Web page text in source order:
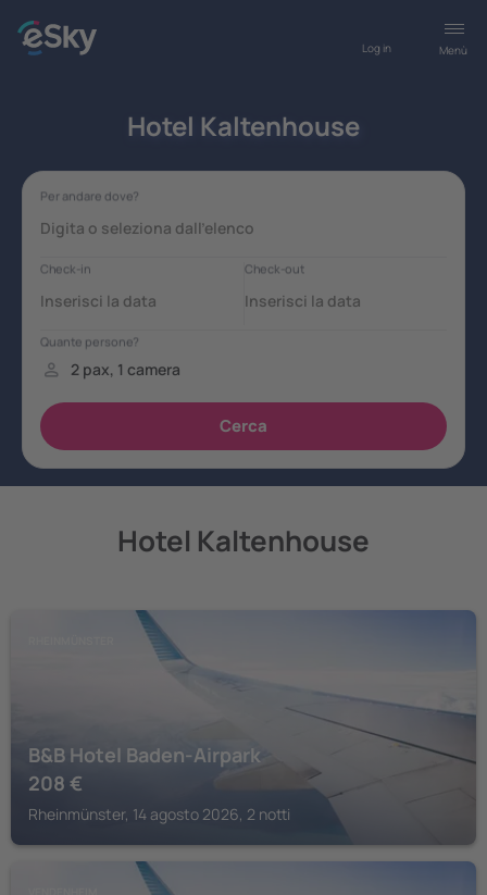
Menù
Log in
Hotel Kaltenhouse
Hotel Kaltenhouse
B&B Hotel Baden-Airpark
208 €
Rheinmünster, 14 agosto 2026, 2 notti